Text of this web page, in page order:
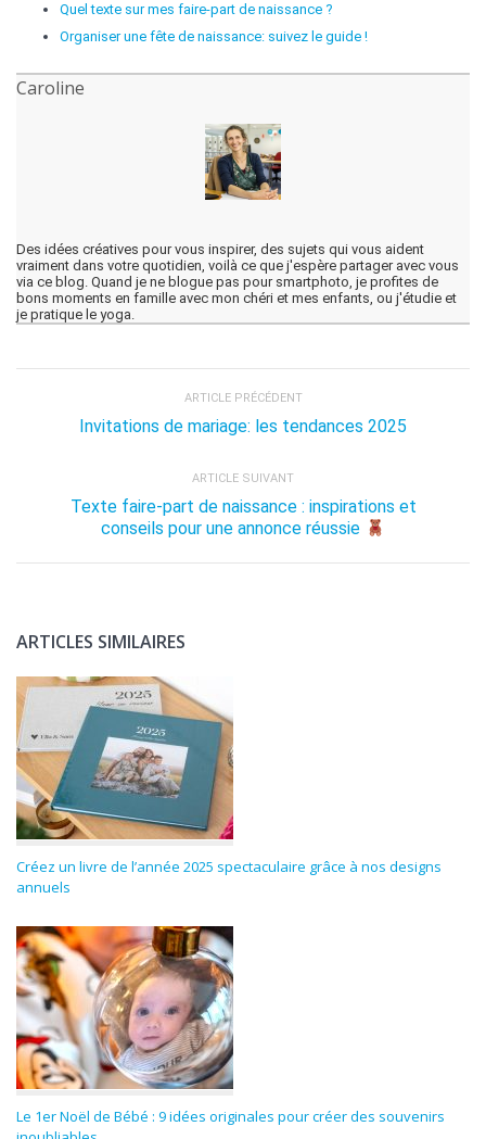
Quel texte sur mes faire-part de naissance ?
Organiser une fête de naissance: suivez le guide !
Caroline
Des idées créatives pour vous inspirer, des sujets qui vous aident
vraiment dans votre quotidien, voilà ce que j'espère partager avec vous
via ce blog. Quand je ne blogue pas pour smartphoto, je profites de
bons moments en famille avec mon chéri et mes enfants, ou j'étudie et
je pratique le yoga.
ARTICLE PRÉCÉDENT
Invitations de mariage: les tendances 2025
ARTICLE SUIVANT
Texte faire-part de naissance : inspirations et
conseils pour une annonce réussie
ARTICLES SIMILAIRES
Créez un livre de l’année 2025 spectaculaire grâce à nos designs
annuels
Le 1er Noël de Bébé : 9 idées originales pour créer des souvenirs